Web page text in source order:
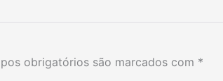
obrigatórios são marcados com *